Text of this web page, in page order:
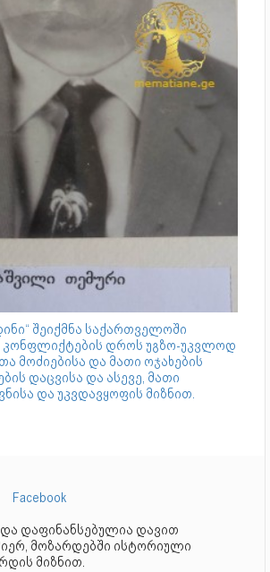
შეიქმნა საქართველოში
კონფლიქტების დროს უგზო-უკვლოდ
მოძიებისა და მათი ოჯახების
დაცვისა და ასევე, მათი
და უკვდავყოფის მიზნით.
Facebook
დაფინანსებულია დავით
მოზარდებში ისტორიული
მიზნით.